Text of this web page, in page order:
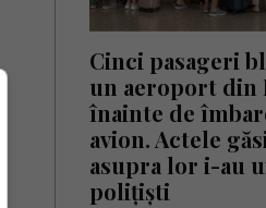
Cinci pasageri
un aeroport din
înainte de
avion. Actele
asupra lor i-au
polițiști